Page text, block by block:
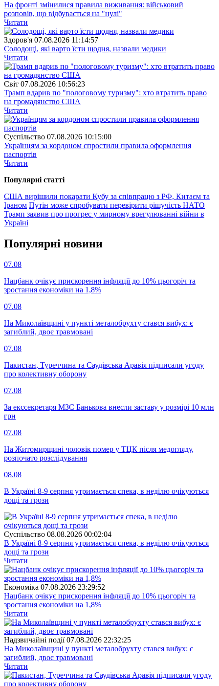
На фронті змінилися правила виживання: військовий
розповів, що відбувається на "нулі"
Читати
Здоров'я 07.08.2026 11:14:57
Солодощі, які варто їсти щодня, назвали медики
Читати
Свiт 07.08.2026 10:56:23
Трамп вдарив по "пологовому туризму": хто втратить право
на громадянство США
Читати
Суспiльство 07.08.2026 10:15:00
Українцям за кордоном спростили правила оформлення
паспортів
Читати
Популярнi статтi
США вирішили покарати Кубу за співпрацю з РФ, Китаєм та
Іраном Путін може спробувати перевірити рішучість НАТО
Трамп заявив про прогрес у мирному врегулюванні війни в
Україні
Популярнi новини
07.08
Нацбанк очікує прискорення інфляції до 10% цьогоріч та
зростання економіки на 1,8%
07.08
На Миколаївщині у пункті металобрухту стався вибух: є
загиблий, двоє травмовані
07.08
Пакистан, Туреччина та Саудівська Аравія підписали угоду
про колективну оборону
07.08
За екссекретаря МЗС Банькова внесли заставу у розмірі 10 млн
грн
07.08
На Житомирщині чоловік помер у ТЦК після медогляду,
розпочато розслідування
08.08
В Україні 8-9 серпня утримається спека, в неділю очікуються
дощі та грози
Суспiльство 08.08.2026 00:02:04
В Україні 8-9 серпня утримається спека, в неділю очікуються
дощі та грози
Читати
Економіка 07.08.2026 23:29:52
Нацбанк очікує прискорення інфляції до 10% цьогоріч та
зростання економіки на 1,8%
Читати
Надзвичайні події 07.08.2026 22:32:25
На Миколаївщині у пункті металобрухту стався вибух: є
загиблий, двоє травмовані
Читати